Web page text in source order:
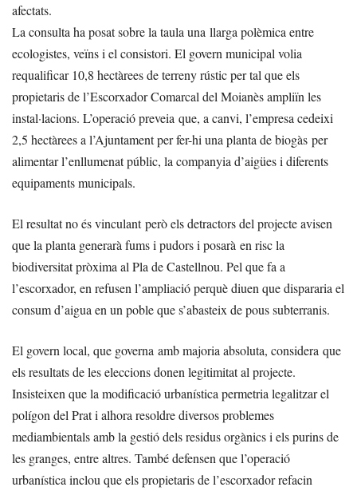
afectats.
La consulta ha posat sobre la taula una llarga polèmica entre
ecologistes, veïns i el consistori. El govern municipal volia
requalificar 10,8 hectàrees de terreny rústic per tal que els
propietaris de l’Escorxador Comarcal del Moianès ampliïn les
instal·lacions. L’operació preveia que, a canvi, l’empresa cedeixi
2,5 hectàrees a l’Ajuntament per fer-hi una planta de biogàs per
alimentar l’enllumenat públic, la companyia d’aigües i diferents
equipaments municipals.
El resultat no és vinculant però els detractors del projecte avisen
que la planta generarà fums i pudors i posarà en risc la
biodiversitat pròxima al Pla de Castellnou. Pel que fa a
l’escorxador, en refusen l’ampliació perquè diuen que dispararia el
consum d’aigua en un poble que s’abasteix de pous subterranis.
El govern local, que governa amb majoria absoluta, considera que
els resultats de les eleccions donen legitimitat al projecte.
Insisteixen que la modificació urbanística permetria legalitzar el
polígon del Prat i alhora resoldre diversos problemes
mediambientals amb la gestió dels residus orgànics i els purins de
les granges, entre altres. També defensen que l’operació
urbanística inclou que els propietaris de l’escorxador refacin